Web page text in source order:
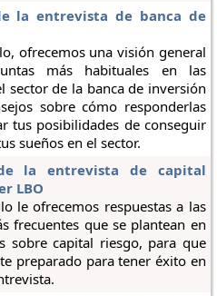
la entrevista de banca de
ofrecemos una visión general
más habituales en las
sector de la banca de inversión
sobre cómo responderlas
tus posibilidades de conseguir
sueños en el sector.
la entrevista de capital
LBO
le ofrecemos respuestas a las
frecuentes que se plantean en
sobre capital riesgo, para que
preparado para tener éxito en